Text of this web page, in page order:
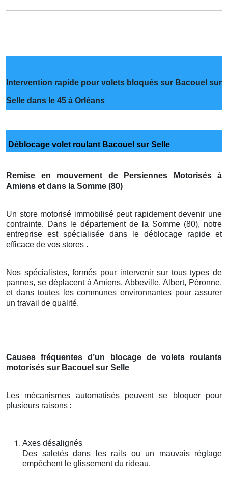
Intervention rapide pour volets bloqués sur Bacouel sur
Selle dans le 45 à Orléans
Déblocage volet roulant Bacouel sur Selle
Remise en mouvement de Persiennes Motorisés à
Amiens et dans la Somme (80)
Un store motorisé immobilisé peut rapidement devenir une
contrainte. Dans le département de la Somme (80), notre
entreprise est spécialisée dans le déblocage rapide et
efficace de vos stores .
Nos spécialistes, formés pour intervenir sur tous types de
pannes, se déplacent à Amiens, Abbeville, Albert, Péronne,
et dans toutes les communes environnantes pour assurer
un travail de qualité.
Causes fréquentes d’un blocage de volets roulants
motorisés sur Bacouel sur Selle
Les mécanismes automatisés peuvent se bloquer pour
plusieurs raisons :
Axes désalignés
Des saletés dans les rails ou un mauvais réglage
empêchent le glissement du rideau.